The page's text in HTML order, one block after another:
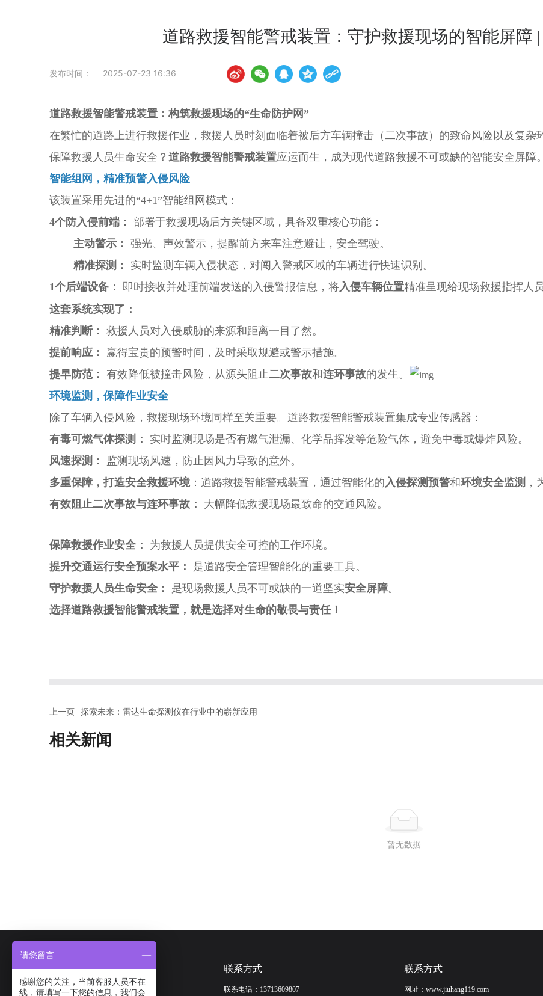
道路救援智能警戒装置：守护救援现场的智能屏障
发布时间： 2025-07-23 16:36
道路救援智能警戒装置：构筑救援现场的“生命防护网”
在繁忙的道路上进行救援作业，救援人员时刻面临着被后方车辆撞击（二次事故）的致命风险以及复杂
保障救援人员生命安全？ 道路救援智能警戒装置应运而生，成为现代道路救援不可或缺的智能安全屏障。
智能组网，精准预警入侵风险
该装置采用先进的“4+1”智能组网模式：
4个防入侵前端： 部署于救援现场后方关键区域，具备双重核心功能：
主动警示： 强光、声效警示，提醒前方来车注意避让，安全驾驶。
精准探测：
实时监测车辆入侵状态，对闯入警戒区域的车辆进行快速识别。
1个后端设备：
即时接收并处理前端发送的入侵警报信息，将入侵车辆位置精准呈现给现场救援指挥人员
这套系统实现了：
精准判断： 救援人员对入侵威胁的来源和距离一目了然。
提前响应：
赢得宝贵的预警时间，及时采取规避或警示措施。
提早防范： 有效降低被撞击风险，从源头阻止二次事故和连环事故的发生。
环境监测，保障作业安全
除了车辆入侵风险，救援现场环境同样至关重要。道路救援智能警戒装置集成专业传感器：
有毒可燃气体探测：
实时监测现场是否有燃气泄漏、化学品挥发等危险气体，避免中毒或爆炸风险。
风速探测：
监测现场风速，防止因风力导致的意外。
多重保障，打造安全救援环境：道路救援智能警戒装置，通过智能化的入侵探测预警和环境安全监测 ，
有效阻止二次事故与连环事故：
大幅降低救援现场最致命的交通风险。
保障救援作业安全：
为救援人员提供安全可控的工作环境。
提升交通运行安全预案水平：
是道路安全管理智能化的重要工具。
守护救援人员生命安全：
是现场救援人员不可或缺的一道坚实安全屏障。
选择道路救援智能警戒装置 ，就是选择对生命的敬畏与责任！
上一页 探索未来：雷达生命探测仪在行业中的崭新应用
相关新闻
暂无数据
联系方式
网站首页 关于我们
联系方式
联系电话： 13713609807
联系方式
网址： www.jiuhang119.com
请您留言
感谢您的关注，当前客服人员不在
线，请填写一下您的信息，我们会